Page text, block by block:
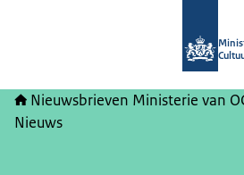
Nieuwsbrieven Ministerie van
Nieuws